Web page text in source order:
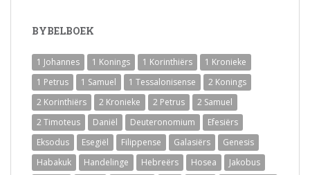
BYBELBOEK
1 Johannes 1 Konings 1 Korinthiërs
1 Kronieke
1 Petrus
1 Samuel 1 Tessalonisense
2 Konings
2 Korinthiërs
2 Kronieke 2 Petrus
2 Samuel
2 Timoteus
Daniël Deuteronomium
Efesiërs
Eksodus
Esegiël Filippense Galasiërs
Genesis
Habakuk
Handelinge Hebreërs Hosea
Jakobus